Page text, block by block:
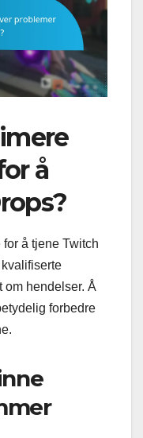
å
å tjene Twitch
om hendelser. Å
forbedre